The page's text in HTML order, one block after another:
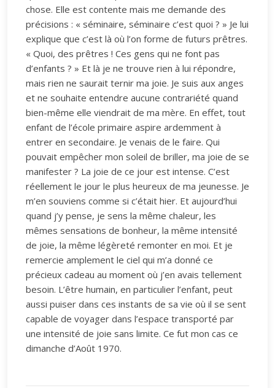
chose. Elle est contente mais me demande des
précisions : « séminaire, séminaire c’est quoi ? » Je lui
explique que c’est là où l’on forme de futurs prêtres.
« Quoi, des prêtres ! Ces gens qui ne font pas
d’enfants ? » Et là je ne trouve rien à lui répondre,
mais rien ne saurait ternir ma joie. Je suis aux anges
et ne souhaite entendre aucune contrariété quand
bien-même elle viendrait de ma mère. En effet, tout
enfant de l’école primaire aspire ardemment à
entrer en secondaire. Je venais de le faire. Qui
pouvait empêcher mon soleil de briller, ma joie de se
manifester ? La joie de ce jour est intense. C’est
réellement le jour le plus heureux de ma jeunesse. Je
m’en souviens comme si c’était hier. Et aujourd’hui
quand j’y pense, je sens la même chaleur, les
mêmes sensations de bonheur, la même intensité
de joie, la même légèreté remonter en moi. Et je
remercie amplement le ciel qui m’a donné ce
précieux cadeau au moment où j’en avais tellement
besoin. L’être humain, en particulier l’enfant, peut
aussi puiser dans ces instants de sa vie où il se sent
capable de voyager dans l’espace transporté par
une intensité de joie sans limite. Ce fut mon cas ce
dimanche d’Août 1970.